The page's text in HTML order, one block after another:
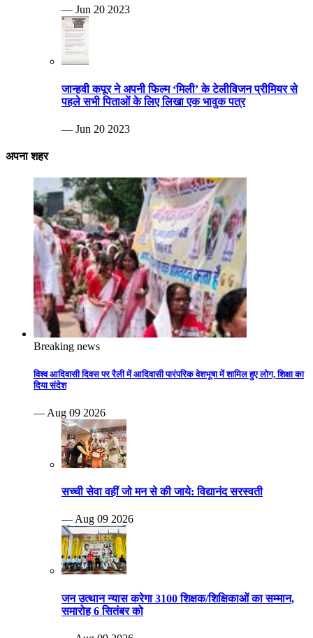
— Jun 20 2023
जान्हवी कपूर ने अपनी फिल्म ‘मिली’ के टेलीविजन प्रीमियर से
पहले सभी पिताओं के लिए लिखा एक भावुक पत्र
— Jun 20 2023
अपना शहर
Breaking news
विश्व आदिवासी दिवस पर रैली में आदिवासी पारंपरिक वेशभूषा में शामिल हुए लोग, शिक्षा का
दिया संदेश
— Aug 09 2026
सच्ची सेवा वहीं जो मन से की जाये: विद्यानंद सरस्वती
— Aug 09 2026
जन उत्थान न्यास करेगा 3100 शिक्षक/शिक्षिकाओं का सम्मान,
समारोह 6 सितंबर को